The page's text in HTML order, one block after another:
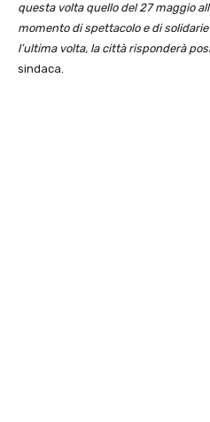
questa volta quello del 27 maggio
momento di spettacolo e di
l’ultima volta, la città risponderà
sindaca.